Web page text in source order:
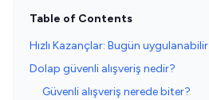
Table of Contents
Hızlı Kazançlar: Bugün uygulanabilir
Dolap güvenli alışveriş nedir?
Güvenli alışveriş nerede biter?